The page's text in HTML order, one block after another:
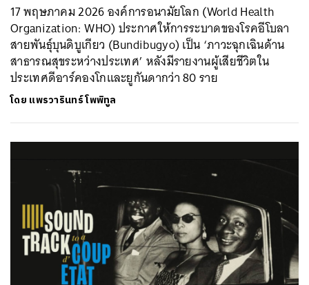
17 พฤษภาคม 2026 องค์การอนามัยโลก (World Health
Organization: WHO) ประกาศให้การระบาดของโรคอีโบลา
สายพันธุ์บุนดิบูเกียว (Bundibugyo) เป็น ‘ภาวะฉุกเฉินด้าน
สาธารณสุขระหว่างประเทศ’ หลังมีรายงานผู้เสียชีวิตใน
ประเทศดีอาร์คองโกและยูกันดากว่า 80 ราย
โดย แพรวารินทร์ โพพิทูล